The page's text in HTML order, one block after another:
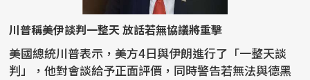
川普稱美伊談判一整天 放話若無協議將重擊
美國總統川普表示，美方4日與伊朗進行了「一整天談
判」，他對會談給予正面評價，同時警告若無法與德黑